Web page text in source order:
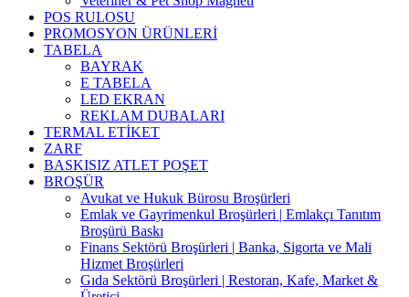
POS RULOSU
PROMOSYON ÜRÜNLERİ
TABELA
BAYRAK
E TABELA
LED EKRAN
REKLAM DUBALARI
TERMAL ETİKET
ZARF
BASKISIZ ATLET POŞET
BROŞÜR
Avukat ve Hukuk Bürosu Broşürleri
Emlak ve Gayrimenkul Broşürleri | Emlakçı Tanıtım
Broşürü Baskı
Finans Sektörü Broşürleri | Banka, Sigorta ve Mali
Hizmet Broşürleri
Gıda Sektörü Broşürleri | Restoran, Kafe, Market &